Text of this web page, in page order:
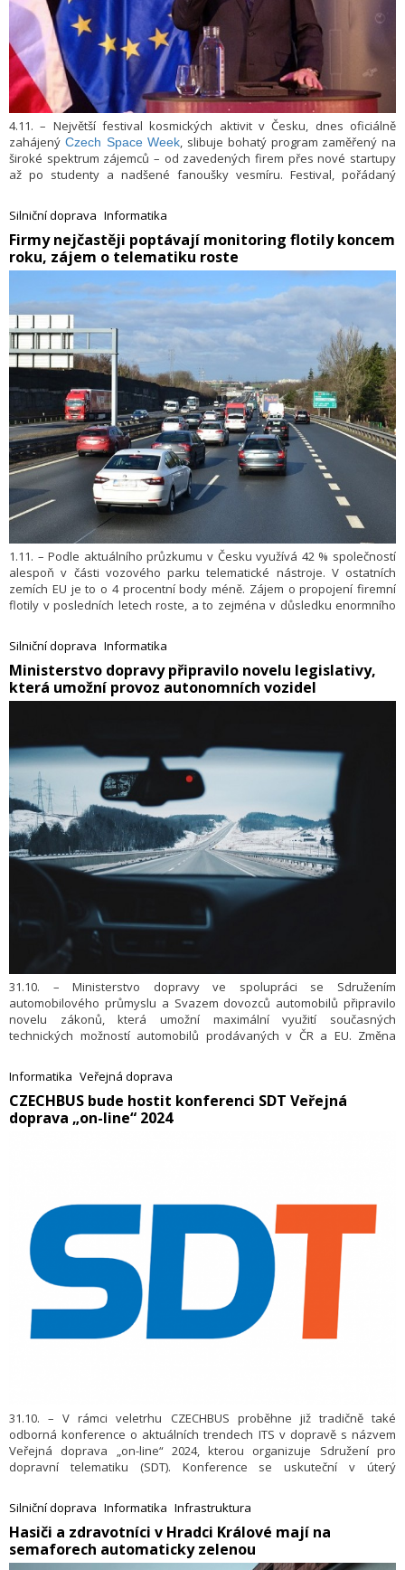
4.11. – Největší festival kosmických aktivit v Česku, dnes oficiálně
zahájený Czech Space Week, slibuje bohatý program zaměřený na
široké spektrum zájemců – od zavedených firem přes nové startupy
až po studenty a nadšené fanoušky vesmíru. Festival, pořádaný
dalšími členy Czech Space týmu, potrvá do 10. listopadu. Týden plný
událostí představí nejnovější úspěchy českého vesmírného sektoru a
přiblíží inovace, které formují kosmické technologie a průmysl.
Silniční doprava Informatika
​Firmy nejčastěji poptávají monitoring flotily koncem
roku, zájem o telematiku roste
1.11. – Podle aktuálního průzkumu v Česku využívá 42 % společností
alespoň v části vozového parku telematické nástroje. V ostatních
zemích EU je to o 4 procentní body méně. Zájem o propojení firemní
flotily v posledních letech roste, a to zejména v důsledku enormního
vozidel je automatické generování knihy jízd nebo spolehlivá
informace o poloze firemního vozidla.
Silniční doprava Informatika
​Ministerstvo dopravy připravilo novelu legislativy,
která umožní provoz autonomních vozidel
31.10. – Ministerstvo dopravy ve spolupráci se Sdružením
automobilového průmyslu a Svazem dovozců automobilů připravilo
novelu zákonů, která umožní maximální využití současných
technických možností automobilů prodávaných v ČR a EU. Změna
sněmovny.
Informatika Veřejná doprava
​CZECHBUS bude hostit konferenci SDT Veřejná
doprava „on-line“ 2024
31.10. – V rámci veletrhu CZECHBUS proběhne již tradičně také
odborná konference o aktuálních trendech ITS v dopravě s názvem
Veřejná doprava „on-line“ 2024, kterou organizuje Sdružení pro
dopravní telematiku (SDT). Konference se uskuteční v úterý
mediálními partnery jsou Dopravní noviny a BUSportal. Přihlášky je
třeba podat do 13.11.2024, nebo do vyčerpání kapacity sálu, na
adresehttp://www.telematika.cz/epay/index.php
konference.
Silniční doprava Informatika Infrastruktura
Hasiči a zdravotníci v Hradci Králové mají na
semaforech automaticky zelenou